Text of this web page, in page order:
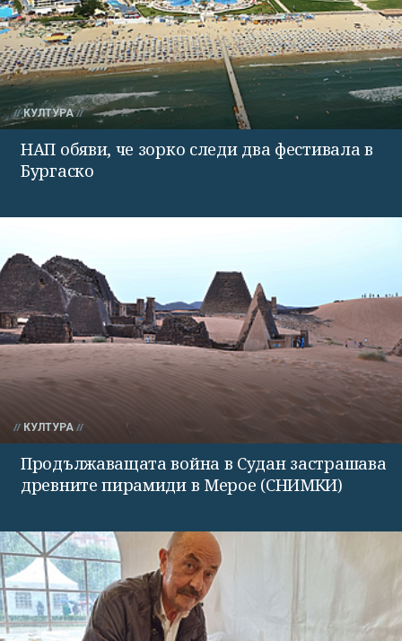
КУЛТУРА
НАП обяви, че зорко следи два фестивала в
Бургаско
КУЛТУРА
Продължаващата война в Судан застрашава
древните пирамиди в Мерое (СНИМКИ)